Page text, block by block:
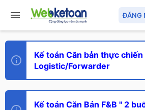
ĐĂNG
Kế toán Căn bản thực chiến
Logistic/Forwarder
Kế toán Căn Bản F&B " 2